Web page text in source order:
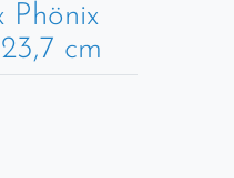
Phönix
cm